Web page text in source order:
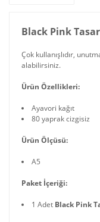
Black Pink
Çok kullanışlıdır,
alabilirsiniz.
Ürün Özellikleri:
Ayavori kağıt
80 yaprak cizgisiz
Ürün Ölçüsü:
A5
Paket İçeriği:
1 Adet Black Pink